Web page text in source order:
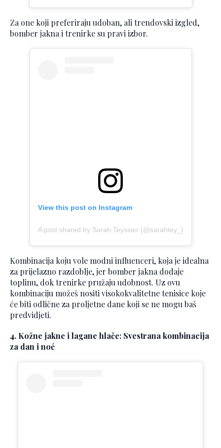
Za one koji preferiraju udoban, ali trendovski izgled,
bomber jakna i trenirke su pravi izbor.
View this post on Instagram
A post shared by Sarah Teyssier (@sarahtey_)
Kombinacija koju vole modni influenceri, koja je idealna
za prijelazno razdoblje, jer bomber jakna dodaje
toplinu, dok trenirke pružaju udobnost. Uz ovu
kombinaciju možeš nositi visokokvalitetne tenisice koje
će biti odlične za proljetne dane koji se ne mogu baš
predvidjeti.
4. Kožne jakne i lagane hlače: Svestrana kombinacija
za dan i noć